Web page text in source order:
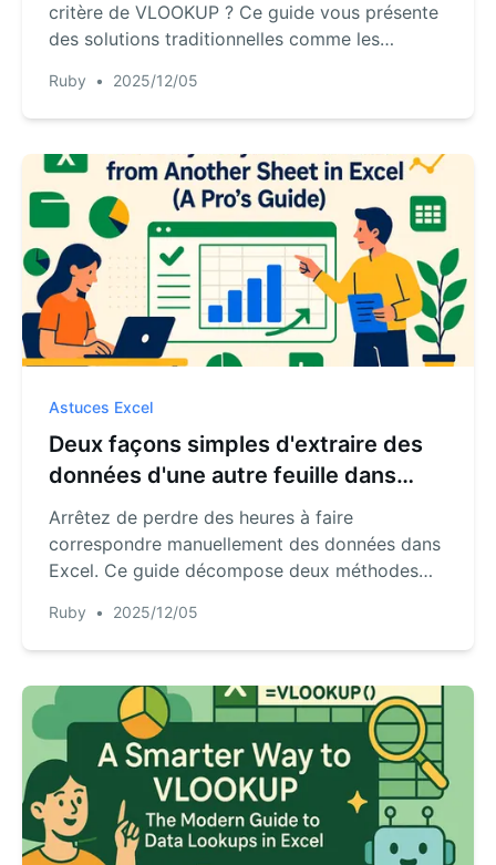
critère de VLOOKUP ? Ce guide vous présente
des solutions traditionnelles comme les
introduit une méthode révolutionnaire
alimentée par l'IA pour obtenir des réponses
aucune formule.
Ruby • 2025/12/05
Astuces Excel
Deux façons simples d'extraire des
données d'une autre feuille dans
Excel (Guide d'un expert)
Arrêtez de perdre des heures à faire
correspondre manuellement des données dans
Excel. Ce guide décompose deux méthodes
autre feuille : la fonction traditionnelle
VLOOKUP et une approche moderne alimentée
convient le mieux.
Ruby • 2025/12/05